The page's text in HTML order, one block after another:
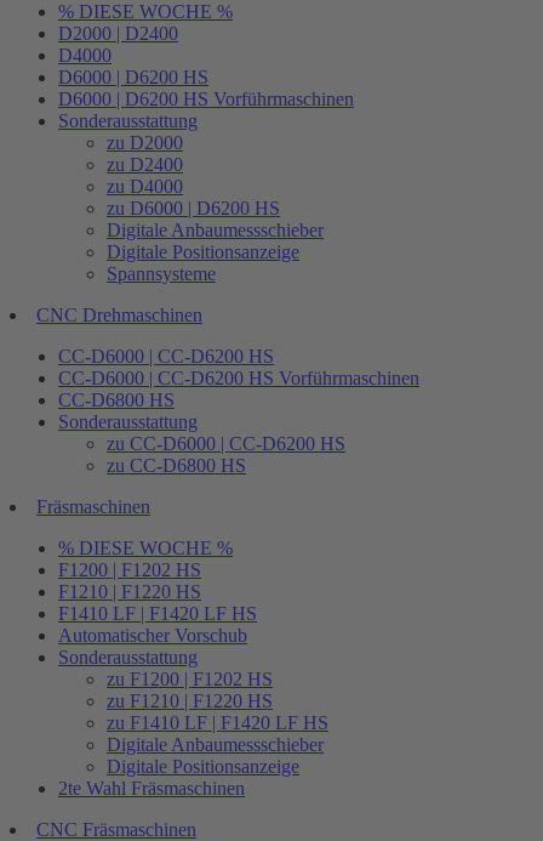
% DIESE WOCHE %
D2000 | D2400
D4000
D6000 | D6200 HS
D6000 | D6200 HS Vorführmaschinen
Sonderausstattung
zu D2000
zu D2400
zu D4000
zu D6000 | D6200 HS
Digitale Anbaumessschieber
Digitale Positionsanzeige
Spannsysteme
CNC Drehmaschinen
CC-D6000 | CC-D6200 HS
CC-D6000 | CC-D6200 HS Vorführmaschinen
CC-D6800 HS
Sonderausstattung
zu CC-D6000 | CC-D6200 HS
zu CC-D6800 HS
Fräsmaschinen
% DIESE WOCHE %
F1200 | F1202 HS
F1210 | F1220 HS
F1410 LF | F1420 LF HS
Automatischer Vorschub
Sonderausstattung
zu F1200 | F1202 HS
zu F1210 | F1220 HS
zu F1410 LF | F1420 LF HS
Digitale Anbaumessschieber
Digitale Positionsanzeige
2te Wahl Fräsmaschinen
CNC Fräsmaschinen